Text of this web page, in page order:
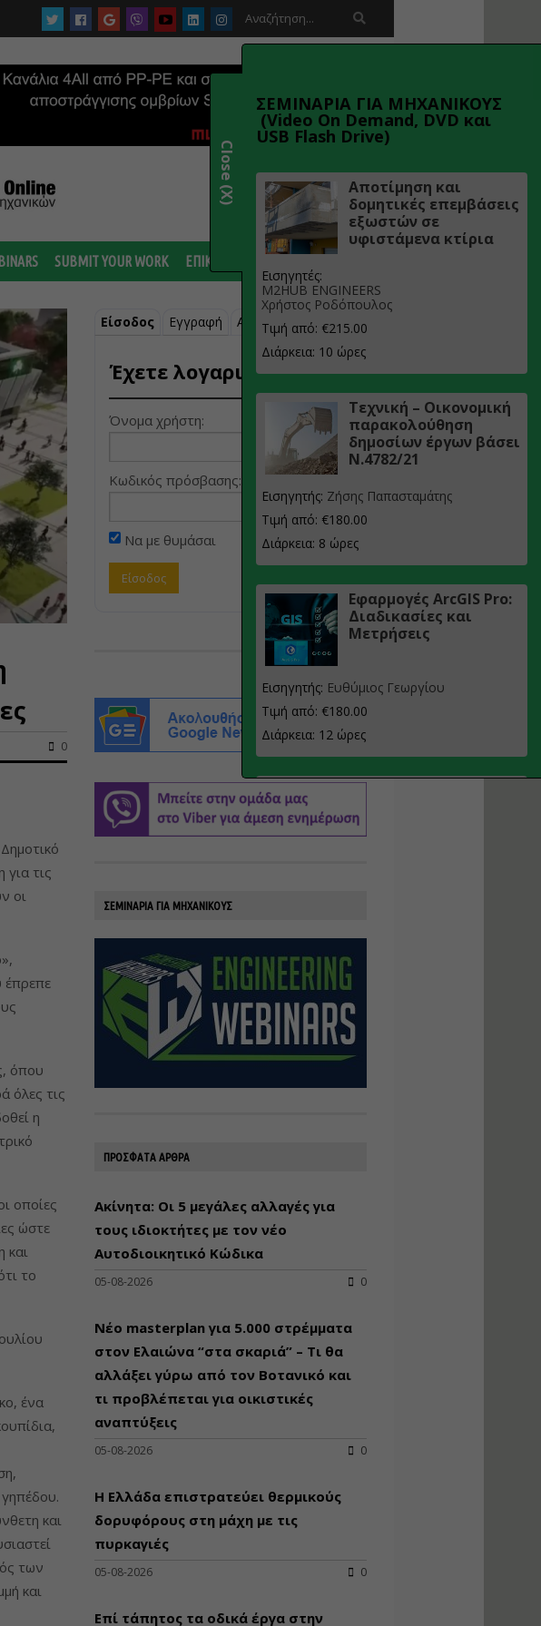

SUBMIT YOUR WORK ΕΠΙΚΟΙΝΩΝΙΑ
0
τις
οι
έπρεπε
όπου
όλες τις
η
οποίες
ώστε
και
το
ένα
και
των
και
Είσοδος Εγγραφή Ανάκτηση κωδικού
Έχετε λογαριασμό;
Όνομα χρήστη:
Κωδικός πρόσβασης:
Να με θυμάσαι
ΣΕΜΙΝΑΡΙΑ ΓΙΑ ΜΗΧΑΝΙΚΟΥΣ
ΠΡΟΣΦΑΤΑ ΑΡΘΡΑ
Ακίνητα: Οι 5 μεγάλες αλλαγές για
τους ιδιοκτήτες με τον νέο
Αυτοδιοικητικό Κώδικα
05-08-2026 0
Νέο masterplan για 5.000 στρέμματα
στον Ελαιώνα “στα σκαριά” – Τι θα
αλλάξει γύρω από τον Βοτανικό και
τι προβλέπεται για οικιστικές
αναπτύξεις
05-08-2026 0
Η Ελλάδα επιστρατεύει θερμικούς
δορυφόρους στη μάχη με τις
πυρκαγιές
05-08-2026 0
Επί τάπητος τα οδικά έργα στην
ΣΕΜΙΝΑΡΙΑ ΓΙΑ ΜΗΧΑΝΙΚΟΥΣ
(Video On Demand, DVD και
USB Flash Drive)
Αποτίμηση και
δομητικές επεμβάσεις
εξωστών σε
υφιστάμενα κτίρια
Εισηγητές:
M2HUB ENGINEERS
Χρήστος Ροδόπουλος
Τιμή από: €215.00
Διάρκεια: 10 ώρες
Τεχνική – Οικονομική
παρακολούθηση
δημοσίων έργων βάσει
Ν.4782/21
Εισηγητής: Ζήσης Παπασταμάτης
Τιμή από: €180.00
Διάρκεια: 8 ώρες
Εφαρμογές ArcGIS Pro:
Διαδικασίες και
Μετρήσεις
Εισηγητής: Ευθύμιος Γεωργίου
Τιμή από: €180.00
Διάρκεια: 12 ώρες
υλοποίηση
φωτοβολταϊκών
Τιμή από: €230.00
Διάρκεια: 16 ώρες
Αρχιτεκτονικός
Σχεδιασμός με το
Rhinoceros
Τιμή από: €230.00
Διάρκεια: 14 ώρες
πιστοποιητικού
Εισηγητές:
Γραμματή Μπακλατσή
Τιμή από: €145.00
Close (X)